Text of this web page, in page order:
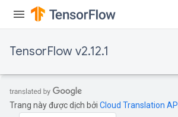
TensorFlow v2.12.1
Trang này được dịch bởi Cloud Translation API